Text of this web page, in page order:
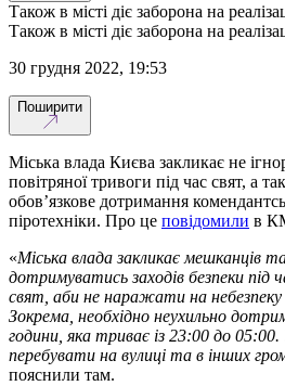
Також в місті діє заборона на
Також в місті діє заборона на
30 грудня 2022, 19:53
Поширити
Міська влада Києва закликає не
повітряної тривоги під час свят, а
обов’язкове дотримання
піротехніки. Про це повідомили в
«Міська влада закликає мешканців
дотримуватись заходів безпеки під
свят, аби не наражати на
Зокрема, необхідно неухильно
години, яка триває із 23:00 до
перебувати на вулиці та в інших
пояснили там.